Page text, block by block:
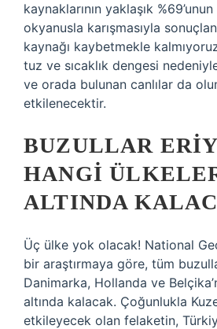
kaynaklarının yaklaşık
okyanusla karışmasıyla
kaynağı kaybetmekle
tuz ve sıcaklık dengesi
ve orada bulunan canlılar da
etkilenecektir.
BUZULLAR
HANGI
ALTINDA
Üç ülke yok olacak! National
bir araştırmaya göre, tüm
Danimarka, Hollanda ve
altında kalacak. Çoğunlukla
etkileyecek olan felaketin,